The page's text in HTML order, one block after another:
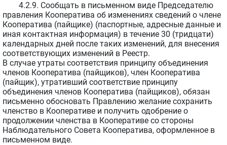
4.2.9. Сообщать в письменном виде Председателю
правления Кооператива об изменениях сведений о члене
Кооператива (пайщике) (паспортные, адресные данные и
иная контактная информация) в течение 30 (тридцати)
календарных дней после таких изменений, для внесения
соответствующих изменений в Реестр.
В случае утраты соответствия принципу объединения
членов Кооператива (пайщиков), член Кооператива
(пайщик), утративший соответствие принципу
объединения членов Кооператива (пайщиков), обязан
письменно обосновать Правлению желание сохранить
членство в Кооперативе и получить одобрение о
продолжении членства в Кооперативе со стороны
Наблюдательного Совета Кооператива, оформленное в
письменном виде.